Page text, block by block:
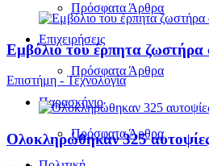
Πρόσφατα Άρθρα
Επιχειρήσεις
Πρόσφατα Άρθρα
Παρασκήνιο
Πρόσφατα Άρθρα
Εμβόλιο του έρπητα ζωστήρα
Επιστήμη - Τεχνολογία
Ολοκληρώθηκαν 325